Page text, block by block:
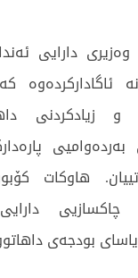
دارایی
ئاگادارکردەوە
و زیادکردنی
هاوکات
چاکسازیی
بودجەی